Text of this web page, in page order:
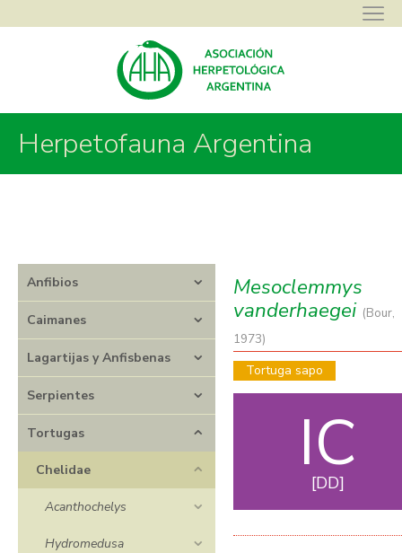
Asociación Herpetológica Argentina Herpetofauna Argentina
Tortugas>Chelidae >Mesoclemmys>Mesoclemmys vanderhaegei
Herpetofauna Argentina
Anfibios
Caimanes
Lagartijas y Anfisbenas
Serpientes
Tortugas
Chelidae
Acanthochelys
Hydromedusa
Mesoclemmys
vanderhaegei (Bour,
1973)
Tortuga sapo
IC
DD